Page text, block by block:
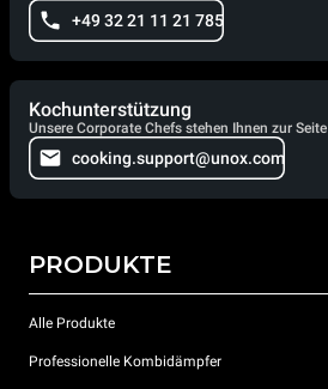
+49 32 21 11 21 785
Kochunterstützung
Unsere Corporate Chefs stehen Ihnen zur
cooking.support@unox.com
PRODUKTE
Alle Produkte
Professionelle Kombidämpfer